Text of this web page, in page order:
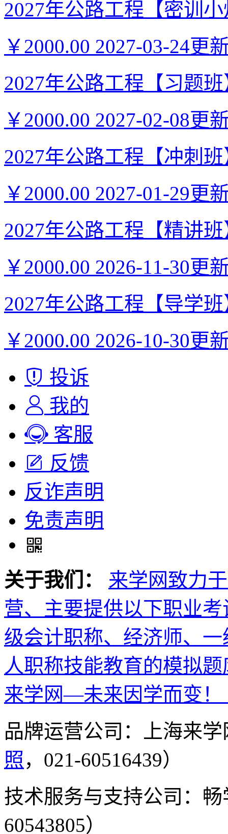
2027年公路工程【密训
￥2000.00 2027-03-24更
2027年公路工程【习题班
￥2000.00 2027-02-08更
2027年公路工程【冲刺班
￥2000.00 2027-01-29更
2027年公路工程【精讲班
￥2000.00 2026-11-30更
2027年公路工程【导学班
￥2000.00 2026-10-30更
投诉
我的
客服
反馈
反诈声明
免责声明
关于我们：
来学网致力
营、主要提供以下职业
级会计职称、经济师、
人职称技能教育的模拟
来学网—未来因学而变！
品牌运营公司：上海来
照 ，021-60516439）
技术服务与支持公司：
60543805）